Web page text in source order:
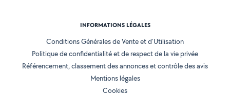
INFORMATIONS LÉGALES
Conditions Générales de Vente et d'Utilisation
Politique de confidentialité et de respect de la vie privée
Référencement, classement des annonces et contrôle des avis
Mentions légales
Cookies